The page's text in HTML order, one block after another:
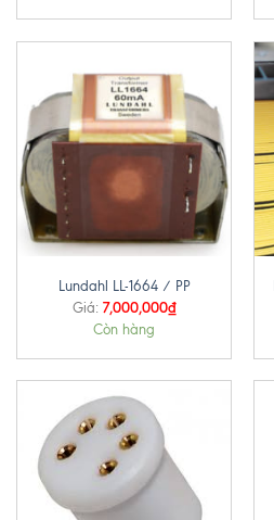
Lundahl LL-1664 / PP
Giá: 7,000,000₫
Còn hàng